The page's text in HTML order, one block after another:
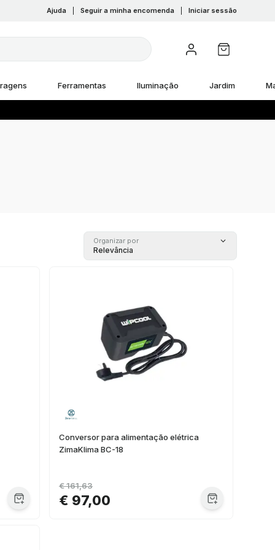
Ajuda Seguir a minha encomenda Iniciar sessão
Ferramentas Iluminação Jardim
Organizar por
Relevância
Conversor para alimentação elétrica
ZimaKlima BC-18
€ 97,00
€ 161,63